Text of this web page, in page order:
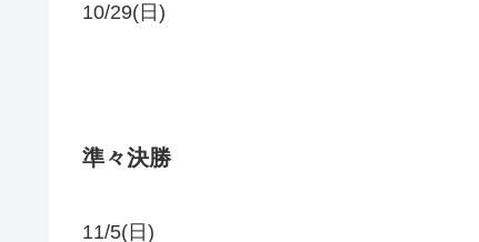
10/29(日)
準々決勝
11/5(日)